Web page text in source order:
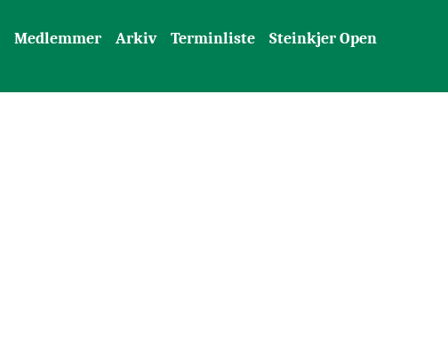
Medlemmer Arkiv Terminliste Steinkjer Open